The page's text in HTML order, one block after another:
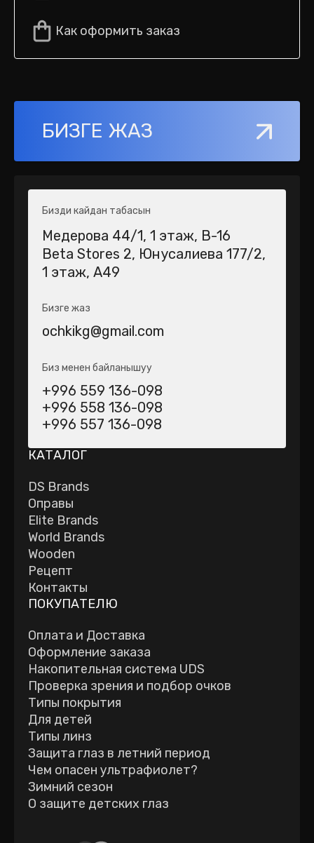
Как оформить заказ
БИЗГЕ ЖАЗ
Бизди кайдан табасын
Медерова 44/1​, 1 этаж, В-16
Beta Stores 2​, Юнусалиева 177/2,
1 этаж, А49
Бизге жаз
ochkikg@gmail.com
Биз менен байланышуу
+996 559 136-098
+996 558 136-098
+996 557 136-098
КАТАЛОГ
DS Brands
Оправы
Elite Brands
World Brands
Wooden
Рецепт
Контакты
ПОКУПАТЕЛЮ
Оплата и Доставка
Оформление заказа
Накопительная система UDS
Проверка зрения и подбор очков
Типы покрытия
Для детей
Типы линз
Защита глаз в летний период
Чем опасен ультрафиолет?
Зимний сезон
О защите детских глаз